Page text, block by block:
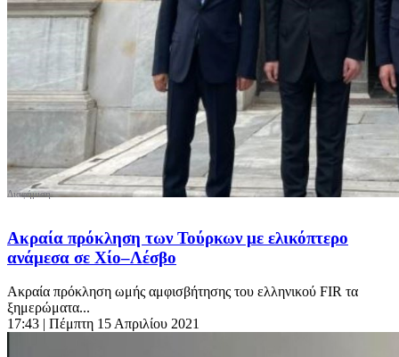
Ακραία πρόκληση των Τούρκων με ελικόπτερο
ανάμεσα σε Χίο–Λέσβο
Ακραία πρόκληση ωμής αμφισβήτησης του ελληνικού FIR τα
ξημερώματα...
17:43 | Πέμπτη 15 Απριλίου 2021